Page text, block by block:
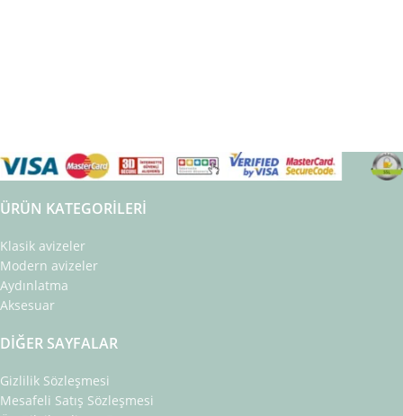
ÜRÜN KATEGORILERI
Klasik avizeler
Modern avizeler
Aydınlatma
Aksesuar
DIĞER SAYFALAR
Gizlilik Sözleşmesi
Mesafeli Satış Sözleşmesi